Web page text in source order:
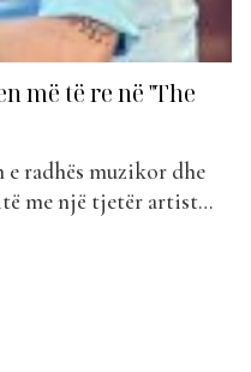
më të re në "The
radhës muzikor dhe
me një tjetër artist